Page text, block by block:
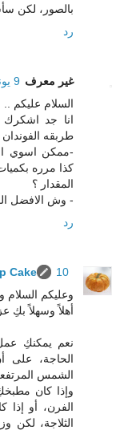
بالصور، لكن
رد
غير معرف 9 يونيو 2012 في 7:01 ص
السلام عليكم ..
انا جد اشكرك
طربقه
-ممكن اسوي
كذا مرره
المقدار ؟
- وش الافضل
رد
Cake
10 يونيو 2012 في 6:21 ص
وعليكم السلام
أهلاً وسهلاً بكِ
نعم يمكنكِ
الحاجة، على
الشمس
وإذا كان
الفرن، أو إذا
الثلاجة،